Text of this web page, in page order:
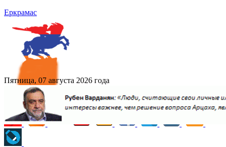
Еркрамас
Пятница, 07 августа 2026 года